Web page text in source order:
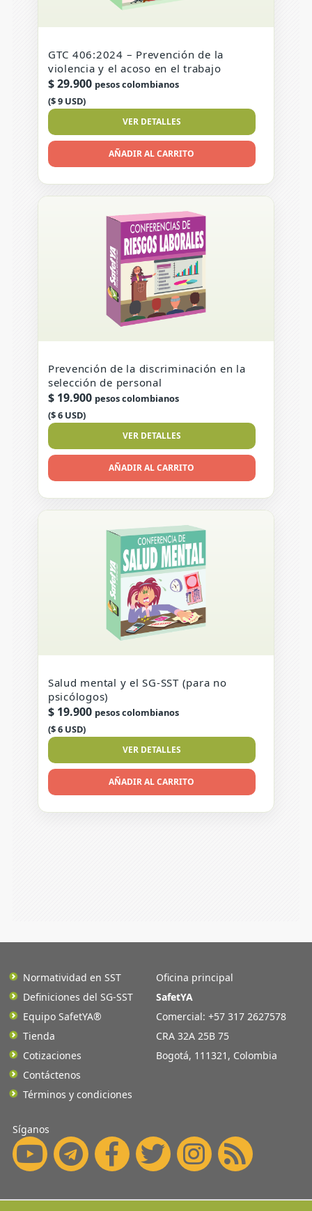
GTC 406:2024 – Prevención de la
violencia y el acoso en el trabajo
$29.900 pesos colombianos
($ 9 USD)
VER DETALLES
AÑADIR AL CARRITO
Prevención de la discriminación en la
selección de personal
$19.900 pesos colombianos
($ 6 USD)
VER DETALLES
AÑADIR AL CARRITO
Salud mental y el SG-SST (para no
psicólogos)
$19.900 pesos colombianos
($ 6 USD)
VER DETALLES
AÑADIR AL CARRITO
Normatividad en SST
Definiciones del SG-SST
Equipo SafetYA®
Tienda
Cotizaciones
Contáctenos
Términos y condiciones
Oficina principal
SafetYA
Comercial: +57 317 2627578
CRA 32A 25B 75
Bogotá, 111321 , Colombia
Síganos